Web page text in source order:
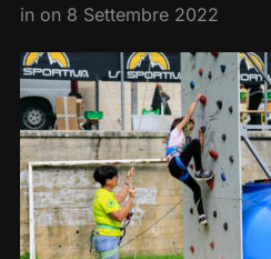
in on 8 Settembre 2022